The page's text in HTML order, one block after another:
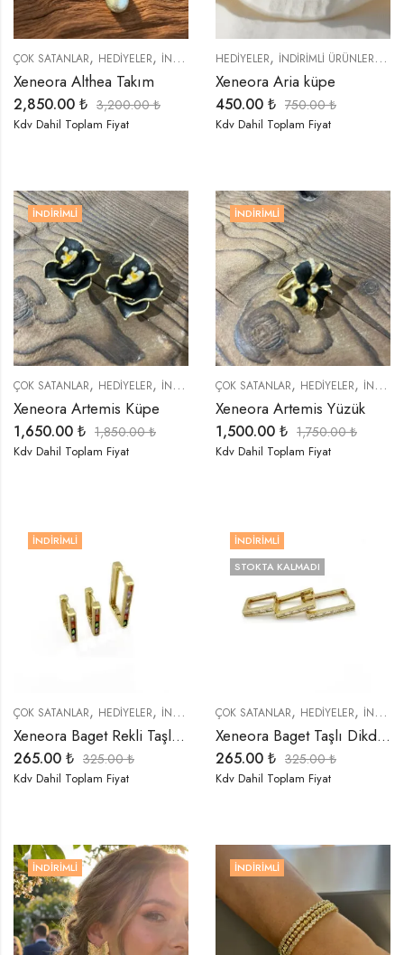
ÇOK SATANLAR, HEDIYELER, İNDIRIMLI ÜRÜNLER ,KOLYELER,KÜPELER,ÖZEL
Xeneora Althea Takım
2,850.00 ₺ 3,200.00₺
Kdv Dahil Toplam Fiyat
HEDIYELER, İNDIRIMLI ÜRÜNLER,
Xeneora Aria küpe
450.00 ₺ 750.00₺
Kdv Dahil Toplam Fiyat
İNDIRIMLI
ÇOK SATANLAR, HEDIYELER, İNDIRIMLI ÜRÜNLER ,KÜPELER,ÖZEL SERİLER ,
Xeneora Artemis Küpe
1,650.00 ₺ 1,850.00₺
Kdv Dahil Toplam Fiyat
İNDIRIMLI
ÇOK SATANLAR, HEDIYELER, İNDIRIMLI ÜRÜNLER
Xeneora Artemis Yüzük
1,500.00 ₺ 1,750.00₺
Kdv Dahil Toplam Fiyat
İNDIRIMLI
ÇOK SATANLAR, HEDIYELER, İNDIRIMLI ÜRÜNLER ,KÜPELER,ÖZEL SERİLER ,
Xeneora Baget Rekli Taşlı Dikdörtgen 3’lü Küpe Seti
265.00 ₺ 325.00₺
Kdv Dahil Toplam Fiyat
İNDIRIMLI
STOKTA KALMADI
ÇOK SATANLAR, HEDIYELER, İNDIRIMLI ÜRÜNLER
Xeneora Baget Taşlı Dikdörtgen Gold 3’lü Küpe Seti
265.00 ₺ 325.00₺
Kdv Dahil Toplam Fiyat
İNDIRIMLI İNDIRIMLI